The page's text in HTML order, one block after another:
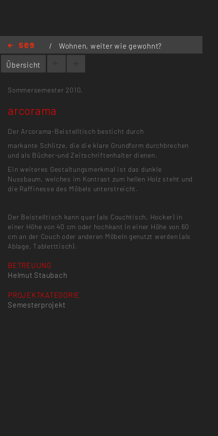
/
Wohnen, weiter wie gewohnt?
/ arcorama
Übersicht
Sommersemester 2010,
arcorama
Der Arcorama-Beistelltisch besticht durch
markante Schlitze, die die klare Grundform durchbrechen
und als Bücher-und Zeitschriftenhalter dienen.
Ein weiteres Gestaltungsmerkmal ist das dunkle
Nussbaum, welches im Kontrast zum hellen Holz steht und
die Raffinesse des Möbels unterstreicht.
Der Beistelltisch kann quer (als Couchtisch, Hocker) in
einer Höhe von 40 cm oder hochkant in einer Höhe von 60
cm an der Couch oder anderen Möbeln genutzt werden (als
Ablage, Tabletttisch).
BETREUUNG
Helmut Staubach
PROJEKTKATEGORIE
Semesterprojekt